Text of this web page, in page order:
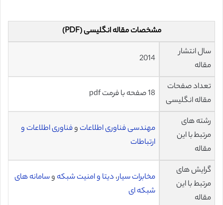
مشخصات مقاله انگلیسی (PDF)
سال انتشار
مقاله
2014
تعداد صفحات
مقاله انگلیسی
18 صفحه با فرمت pdf
رشته های
مرتبط با این
مقاله
مهندسی فناوری اطلاعات وفناوری اطلاعات و
ارتباطات
گرایش های
مرتبط با این
مقاله
مخابرات سیار، دیتا و امنیت شبکه وسامانه های
شبکه ای